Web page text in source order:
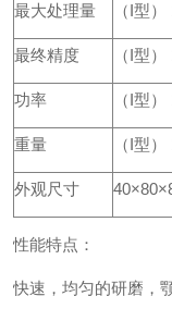
最大处理量 （I型
最终精度 （I型
功率 （I型
重量 （I型
外观尺寸
性能特点：
快速，均匀的研磨，